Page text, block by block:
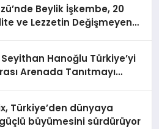
Beylik İşkembe, 20
ve Lezzetin Değişmeyen
Seyithan Hanoğlu Türkiye’yi
Arenada Tanıtmayı
Türkiye’den dünyaya
büyümesini sürdürüyor